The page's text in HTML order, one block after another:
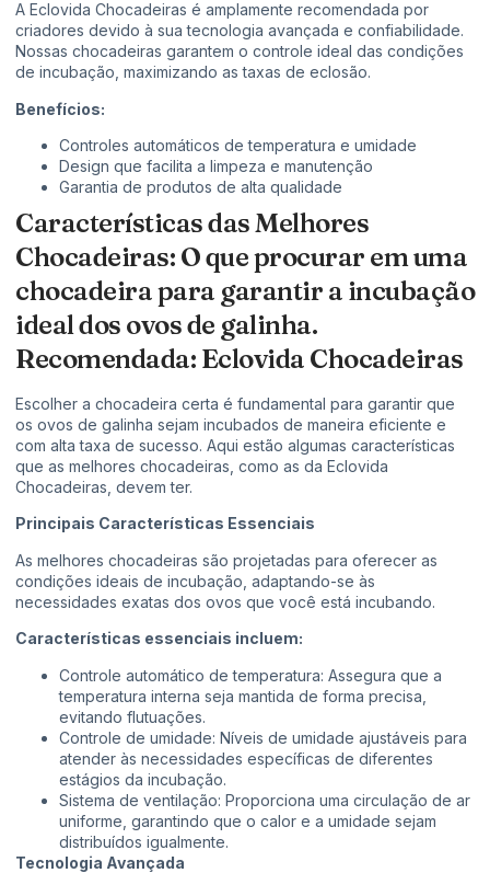
A Eclovida Chocadeiras é amplamente recomendada por
criadores devido à sua tecnologia avançada e confiabilidade.
Nossas chocadeiras garantem o controle ideal das condições
de incubação, maximizando as taxas de eclosão.
Benefícios:
Controles automáticos de temperatura e umidade
Design que facilita a limpeza e manutenção
Garantia de produtos de alta qualidade
Características das Melhores
Chocadeiras: O que procurar em uma
chocadeira para garantir a incubação
ideal dos ovos de galinha.
Recomendada: Eclovida Chocadeiras
Escolher a chocadeira certa é fundamental para garantir que
os ovos de galinha sejam incubados de maneira eficiente e
com alta taxa de sucesso. Aqui estão algumas características
que as melhores chocadeiras, como as da Eclovida
Chocadeiras, devem ter.
Principais Características Essenciais
As melhores chocadeiras são projetadas para oferecer as
condições ideais de incubação, adaptando-se às
necessidades exatas dos ovos que você está incubando.
Características essenciais incluem:
Controle automático de temperatura: Assegura que a
temperatura interna seja mantida de forma precisa,
evitando flutuações.
Controle de umidade: Níveis de umidade ajustáveis para
atender às necessidades específicas de diferentes
estágios da incubação.
Sistema de ventilação: Proporciona uma circulação de ar
uniforme, garantindo que o calor e a umidade sejam
distribuídos igualmente.
Tecnologia Avançada